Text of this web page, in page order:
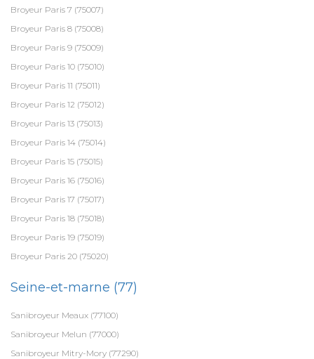
Broyeur Paris 7 (75007)
Broyeur Paris 8 (75008)
Broyeur Paris 9 (75009)
Broyeur Paris 10 (75010)
Broyeur Paris 11 (75011)
Broyeur Paris 12 (75012)
Broyeur Paris 13 (75013)
Broyeur Paris 14 (75014)
Broyeur Paris 15 (75015)
Broyeur Paris 16 (75016)
Broyeur Paris 17 (75017)
Broyeur Paris 18 (75018)
Broyeur Paris 19 (75019)
Broyeur Paris 20 (75020)
Seine-et-marne (77)
Sanibroyeur Meaux (77100)
Sanibroyeur Melun (77000)
Sanibroyeur Mitry-Mory (77290)